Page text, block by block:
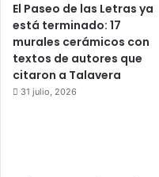
El Paseo de las Letras ya
está terminado: 17
murales cerámicos con
textos de autores que
citaron a Talavera
31 julio, 2026